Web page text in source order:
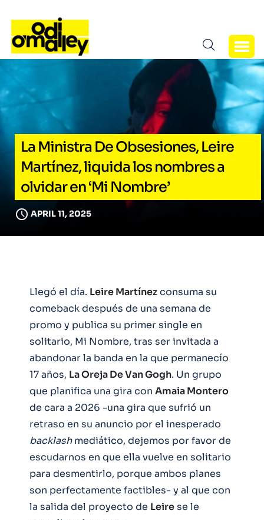
La Ministra De Obsesiones, Leire
Martínez, liquida los nombres a
olvidar en ‘Mi Nombre’
APRIL 11, 2025
Llegó el día. Leire Martínezconsuma su
comeback después de una semana de
promo y publica su primer single en
solitario, Mi Nombre, tras ser invitada a
abandonar la banda en la que permanecío
17 años, La Oreja De Van Gogh. Un grupo
que planifica una gira con Amaia Montero
de cara a 2026 -una gira que sufrió un
retraso en su anuncio por el inesperado
backlashmediático, dejemos por favor de
escudarnos en que ella vuelve en solitario
para desmentirlo, porque ambos planes
son perfectamente factibles- y al que con
la salida del proyecto de Leirese le